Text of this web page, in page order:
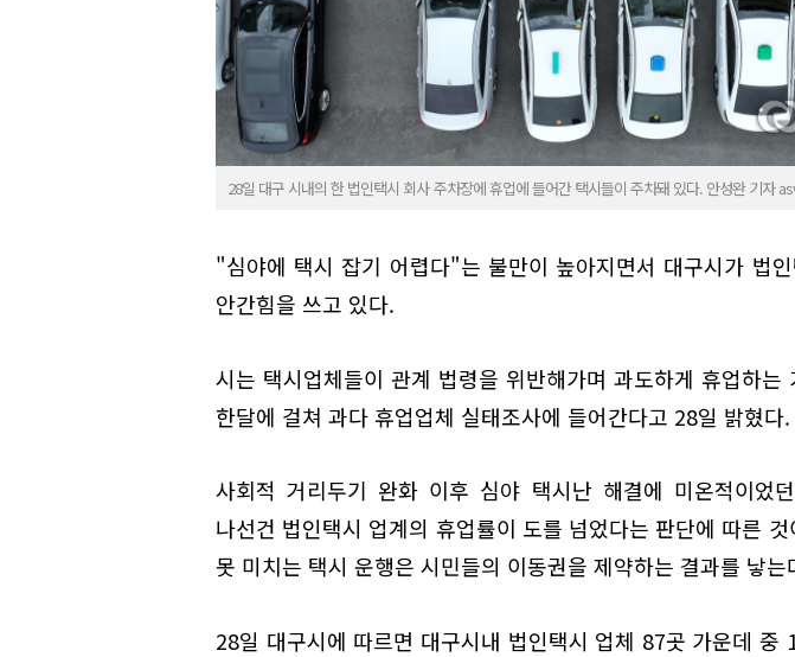
28일 대구 시내의 한 법인택시 회사 주차장에 휴업에 들어간 택시들이 주차돼 있다. 안성완 기자
"심야에 택시 잡기 어렵다"는 불만이 높아지면서 대구시가 법
안간힘을 쓰고 있다.
시는 택시업체들이 관계 법령을 위반해가며 과도하게 휴업하는
한달에 걸쳐 과다 휴업업체 실태조사에 들어간다고 28일 밝혔다.
사회적 거리두기 완화 이후 심야 택시난 해결에 미온적이었
나선건 법인택시 업계의 휴업률이 도를 넘었다는 판단에 따른
못 미치는 택시 운행은 시민들의 이동권을 제약하는 결과를 낳
28일 대구시에 따르면 대구시내 법인택시 업체 87곳 가운데 중